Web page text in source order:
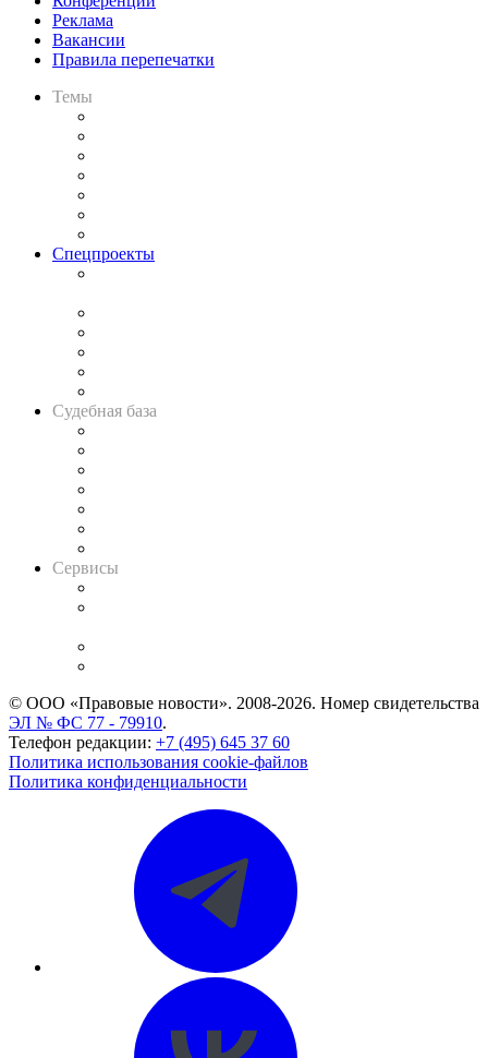
Реклама
Вакансии
Правила перепечатки
Темы
Спецпроекты
Судебная база
Сервисы
© ООО «Правовые новости». 2008-2026. Номер свидетельства
ЭЛ № ФС 77 - 79910.
Телефон редакции: +7 (495) 645 37 60
Политика использования cookie-файлов
Политика конфиденциальности